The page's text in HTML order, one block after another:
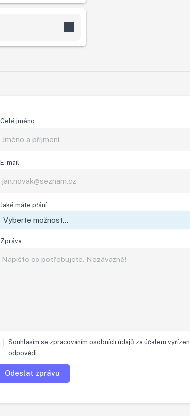
Celé jméno
E-mail
Jaké máte přání
Zpráva
Souhlasím se zpracováním osobních údajů za účelem
odpovědi.
Odeslat zprávu